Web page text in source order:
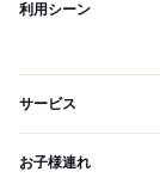
利用シーン
サービス
お子様連れ